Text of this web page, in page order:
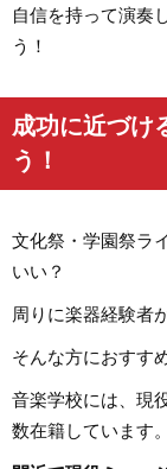
自信を持って演奏
う！
成功に近づけ
う！
文化祭・学園祭ラ
いい？
周りに楽器経験者
そんな方におすす
音楽学校には、現
数在籍しています。